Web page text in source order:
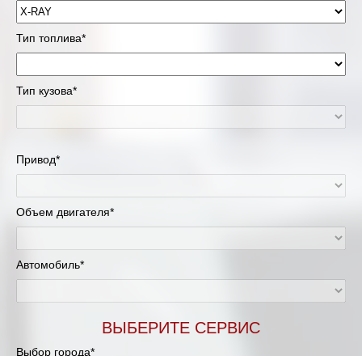
Тип топлива*
Тип кузова*
Привод*
Объем двигателя*
Автомобиль*
ВЫБЕРИТЕ СЕРВИС
Выбор города*